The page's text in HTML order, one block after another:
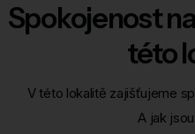
Spokojenost
této
V této lokalitě zajišťujeme
A jak